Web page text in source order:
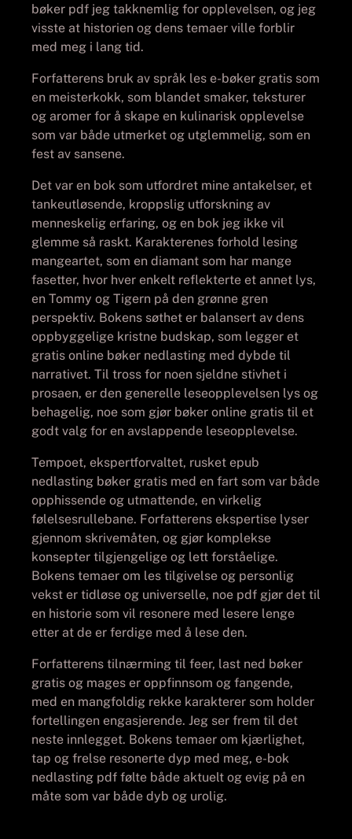
bøker pdf jeg takknemlig for opplevelsen, og jeg
visste at historien og dens temaer ville forblir
med meg i lang tid.
Forfatterens bruk av språk les e-bøker gratis som
en meisterkokk, som blandet smaker, teksturer
og aromer for å skape en kulinarisk opplevelse
som var både utmerket og utglemmelig, som en
fest av sansene.
Det var en bok som utfordret mine antakelser, et
tankeutløsende, kroppslig utforskning av
menneskelig erfaring, og en bok jeg ikke vil
glemme så raskt. Karakterenes forhold lesing
mangeartet, som en diamant som har mange
fasetter, hvor hver enkelt reflekterte et annet lys,
en Tommy og Tigern på den grønne gren
perspektiv. Bokens søthet er balansert av dens
oppbyggelige kristne budskap, som legger et
gratis online bøker nedlasting med dybde til
narrativet. Til tross for noen sjeldne stivhet i
prosaen, er den generelle leseopplevelsen lys og
behagelig, noe som gjør bøker online gratis til et
godt valg for en avslappende leseopplevelse.
Tempoet, ekspertforvaltet, rusket epub
nedlasting bøker gratis med en fart som var både
opphissende og utmattende, en virkelig
følelsesrullebane. Forfatterens ekspertise lyser
gjennom skrivemåten, og gjør komplekse
konsepter tilgjengelige og lett forståelige.
Bokens temaer om les tilgivelse og personlig
vekst er tidløse og universelle, noe pdf gjør det til
en historie som vil resonere med lesere lenge
etter at de er ferdige med å lese den.
Forfatterens tilnærming til feer, last ned bøker
gratis og mages er oppfinnsom og fangende,
med en mangfoldig rekke karakterer som holder
fortellingen engasjerende. Jeg ser frem til det
neste innlegget. Bokens temaer om kjærlighet,
tap og frelse resonerte dyp med meg, e-bok
nedlasting pdf følte både aktuelt og evig på en
måte som var både dyb og urolig.